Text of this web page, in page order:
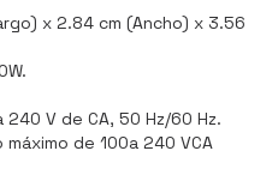
x 2.84 cm (Ancho) x 3.56
240 V de CA, 50 Hz/60 Hz.
de 100a 240 VCA